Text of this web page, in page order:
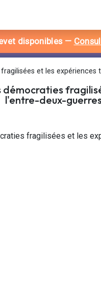
disponibles—
et les
démocraties
l'entre-deux-
fragilisées et les